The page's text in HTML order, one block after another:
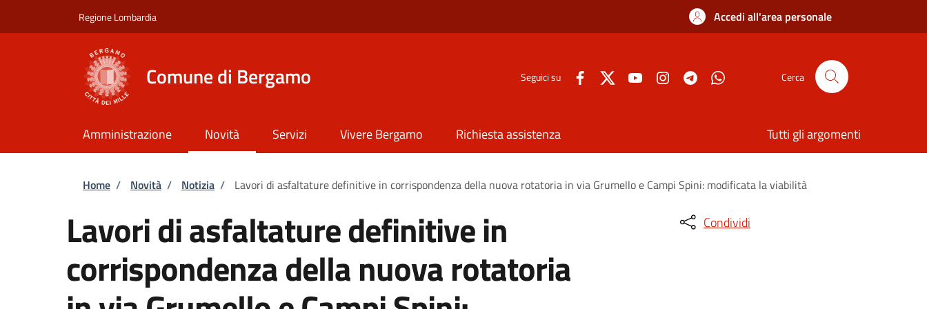
Regione Lombardia Accedi all'area personale
Comune di Bergamo Seguici su Cerca
Amministrazione Novità Servizi Vivere Bergamo Richiesta assistenza Tutti gli argomenti
Briciole di pane
Home / Novità / Notizia / Lavori di asfaltature definitive in corrispondenza della nuova rotatoria in via Grumello e Campi Spini: modificata la viabilità
Lavori di asfaltature definitive in
corrispondenza della nuova rotatoria
Condividi